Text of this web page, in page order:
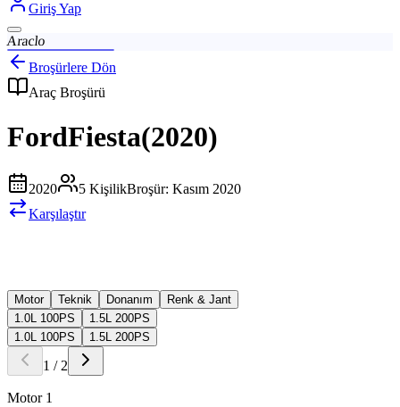
Giriş Yap
Araclo
Broşürlere Dön
Araç Broşürü
FordFiesta(2020)
2020 5 KişilikBroşür: Kasım 2020
Karşılaştır
Motor Teknik Donanım
Renk & Jant
1.0L 100PS
1.5L 200PS
1.0L 100PS
1.5L 200PS
1 / 2
Motor 1